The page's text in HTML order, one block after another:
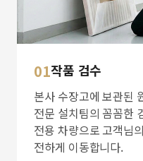
01작품 검수
본사 수장고에 보관된
전문 설치팀의 꼼꼼한
전용 차량으로 고객님
전하게 이동합니다.